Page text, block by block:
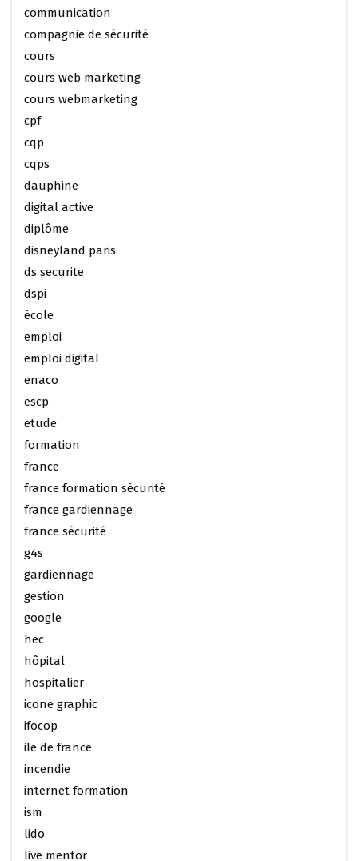
communication
compagnie de sécurité
cours
cours web marketing
cours webmarketing
cpf
cqp
cqps
dauphine
digital active
diplôme
disneyland paris
ds securite
dspi
école
emploi
emploi digital
enaco
escp
etude
formation
france
france formation sécurité
france gardiennage
france sécurité
g4s
gardiennage
gestion
google
hec
hôpital
hospitalier
icone graphic
ifocop
ile de france
incendie
internet formation
ism
lido
live mentor